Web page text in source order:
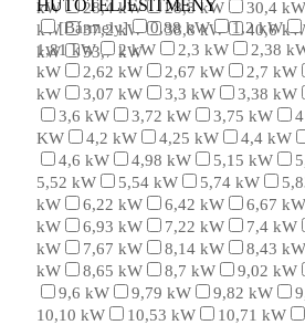
kW
28,4 kW 28,8 kW 30,4 kW
kW
37,2 kW 38,8 kW 40,6 kW
kW
53,7 kW
HŰTŐTELJESÍTMÉNY
[Bármely] 0,88 kW 1,2 kW
1,81 kW
2 kW 2,3 kW 2,38
kW
2,62 kW 2,67 kW 2,7 kW
kW
3,07 kW 3,3 kW 3,38 kW
3,6 kW
3,72 kW 3,75 kW
KW
4,2 kW 4,25 kW 4,4 kW
4,6 kW
4,98 kW 5,15 kW
5,52 kW
5,54 kW 5,74 kW
kW
6,22 kW 6,42 kW 6,67 kW
kW
6,93 kW 7,22 kW 7,4 kW
kW
7,67 kW 8,14 kW 8,43 kW
kW
8,65 kW 8,7 kW 9,02 kW
9,6 kW
9,79 kW 9,82 kW
10,10 kW
10,53 kW 10,71 kW